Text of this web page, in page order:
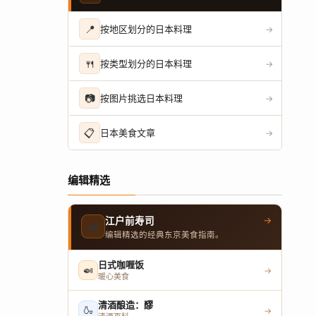
📍 按地区划分的日本料理 →
🍴 按类型划分的日本料理 →
📷 按图片挑选日本料理 →
📋 日本美食文章 →
编辑精选
🍣 江户前寿司
编辑精选的经典东京美食指南。
→
🍛 日式咖喱饭
暖心美食
→
🍶 清酒酿造：醪 →